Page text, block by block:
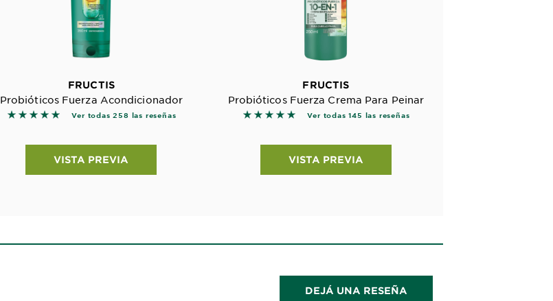
FRUCTIS
Probióticos Fuerza Acondicionador
5 out of 5 stars based on reviews
Ver todas 258 las reseñas
VISTA PREVIA
FRUCTIS
Probióticos Fuerza Crema Para Peinar
5 out of 5 stars based on reviews
Ver todas 145 las reseñas
VISTA PREVIA
DEJÁ UNA RESEÑA